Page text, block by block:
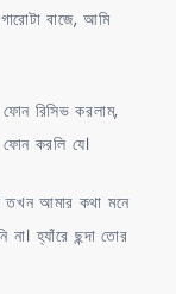
বাজে, আমি
রিসিভ করলাম,
করলি যে।
আমার কথা মনে
হ্যাঁরে ছন্দা তোর